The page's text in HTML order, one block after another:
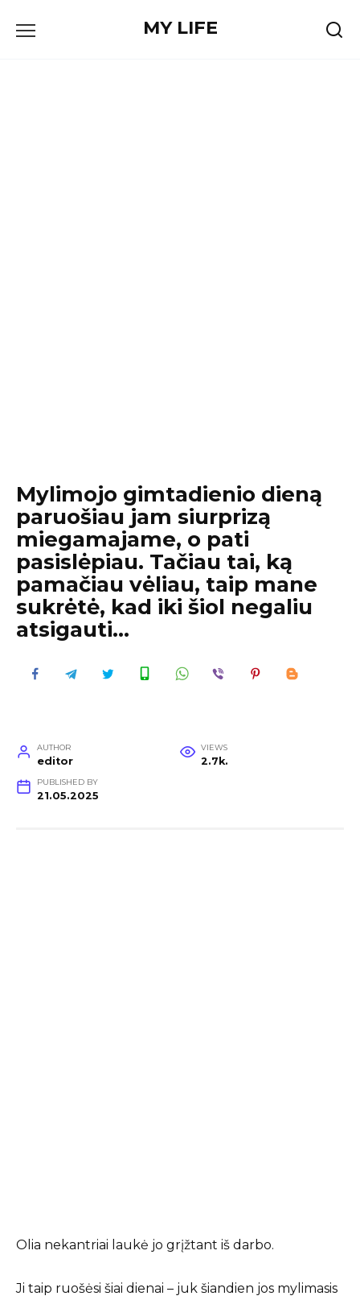
MY LIFE
My­limojo gimtadienio dieną
paruošiau jam siurprizą
miegamajame, o pati
pasislėpiau. Tačiau tai, ką
pamačiau vėliau, taip mane
sukrėtė, kad iki šiol negaliu
atsigauti…
AUTHOR
editor
VIEWS
2.7k.
PUBLISHED BY
21.05.2025
Olia nekantriai laukė jo grįžtant iš darbo.
Ji taip ruošėsi šiai dienai – juk šiandien jos mylimasis